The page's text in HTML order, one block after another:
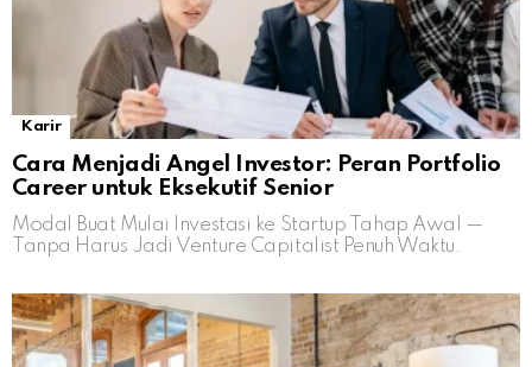
Karir
Cara Menjadi Angel Investor: Peran Portfolio
Career untuk Eksekutif Senior
Modal Buat Mulai Investasi ke Startup Tahap Awal —
Tanpa Harus Jadi Venture Capitalist Penuh Waktu.